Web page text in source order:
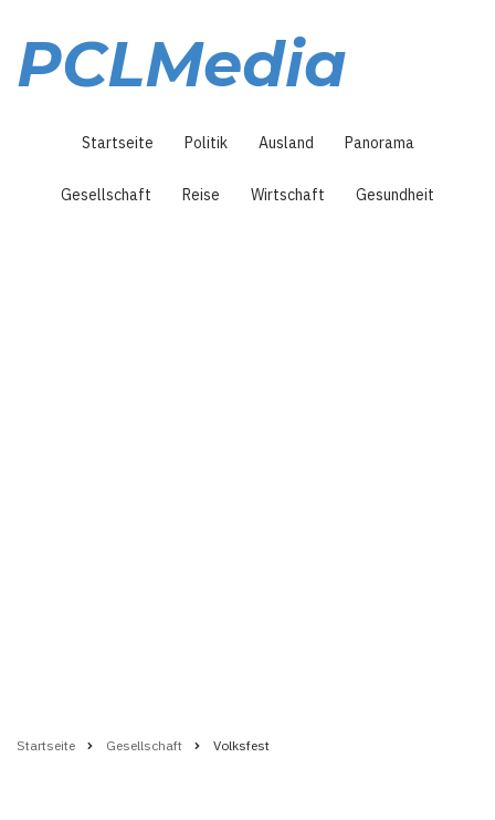
Inhalt
PCLMedia
Startseite Politik Ausland Panorama
Gesellschaft Reise Wirtschaft Gesundheit
Startseite Gesellschaft Volksfest